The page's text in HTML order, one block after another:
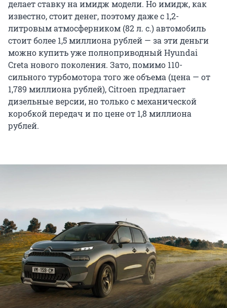
делает ставку на имидж модели. Но имидж, как
известно, стоит денег, поэтому даже с 1,2-
литровым атмосферником (82 л. с.) автомобиль
стоит более 1,5 миллиона рублей — за эти деньги
можно купить уже полноприводный Hyundai
Creta нового поколения. Зато, помимо 110-
сильного турбомотора того же объема (цена — от
1,789 миллиона рублей), Citroen предлагает
дизельные версии, но только с механической
коробкой передач и по цене от 1,8 миллиона
рублей.